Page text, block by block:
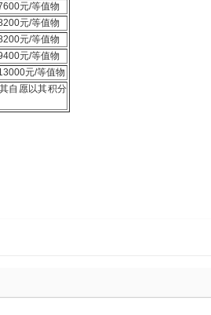
元/等值物
元/等值物
元/等值物
元/等值物
元/等值物
自愿以其积分